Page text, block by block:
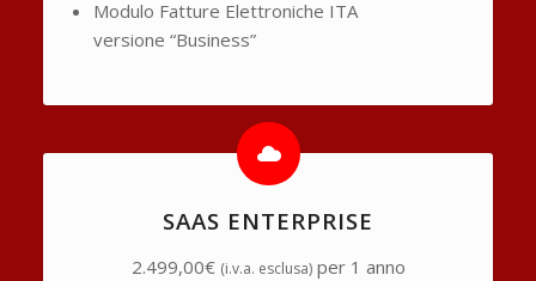
Modulo Fatture Elettroniche ITA
versione “Business”
SAAS ENTERPRISE
2.499,00€ (i.v.a. esclusa)per 1 anno